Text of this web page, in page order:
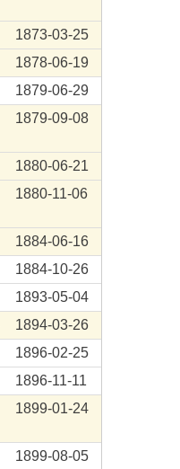
1873-03-25
1878-06-19
1879-06-29
1879-09-08
1880-06-21
1880-11-06
1884-06-16
1884-10-26
1893-05-04
1894-03-26
1896-02-25
1896-11-11
1899-01-24
1899-08-05